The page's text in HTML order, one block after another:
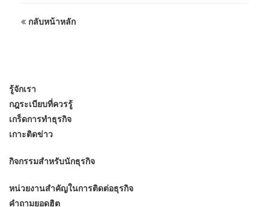
กลับหน้าหลัก
รู้จักเรา
กฎระเบียบที่ควรรู้
เกร็ดการทำธุรกิจ
เกาะติดข่าว
กิจกรรมสำหรับนักธุรกิจ
หน่วยงานสำคัญในการติดต่อธุรกิจ
คำถามยอดฮิต